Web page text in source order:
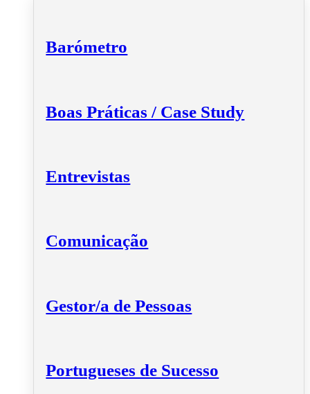
Barómetro
Boas Práticas / Case Study
Entrevistas
Comunicação
Gestor/a de Pessoas
Portugueses de Sucesso